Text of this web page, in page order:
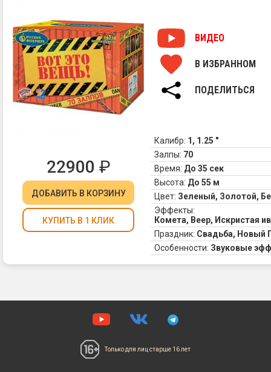
ВИДЕО
В ИЗБРАННОМ
ПОДЕЛИТЬСЯ
22900 ₽
ДОБАВИТЬ В КОРЗИНУ
КУПИТЬ В 1 КЛИК
Калибр: 1, 1.25 "
Залпы: 70
Время: До 35 сек
Высота: До 55 м
Цвет: Зеленый, Золотой,
Эффекты:
Комета, Веер, Искристая
Праздник: Свадьба, Новый
Особенности: Звуковые
Только для лицстарше 16 лет